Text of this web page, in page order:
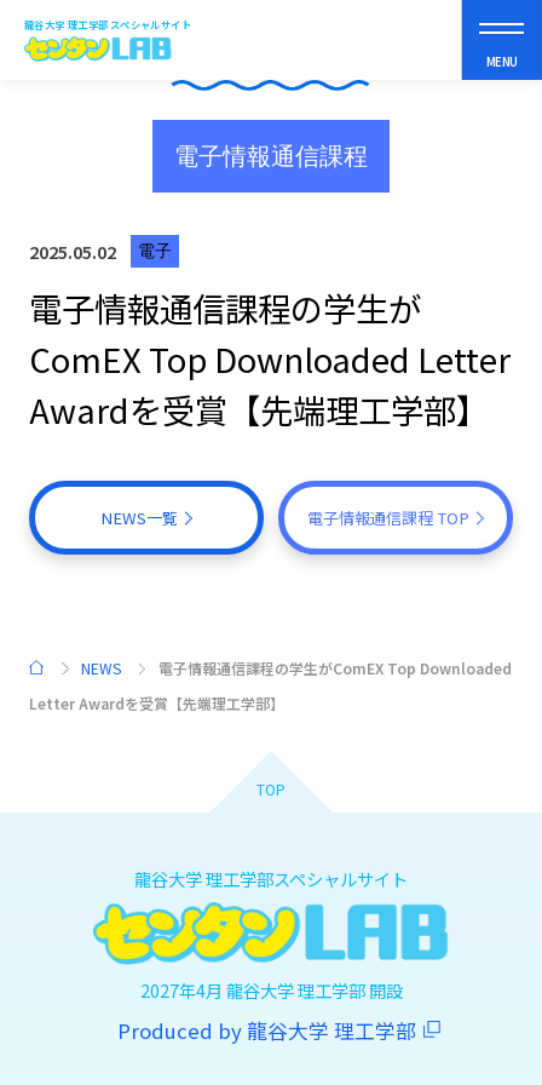
龍谷大学 理工学部 スペシャルサイト
MENU
理工学部って？
まなべるコト
スペシャルコンテンツ
オープンキャンパス
受験生の皆さんへ
電子情報通信課程
2025.05.02 電子
電子情報通信課程の学生が
ComEX Top Downloaded Letter
Awardを受賞【先端理工学部】
NEWS一覧 電子情報通信課程 TOP
HOMENEWS
電子情報通信課程の学生がComEX Top Downloaded
Letter Awardを受賞【先端理工学部】
龍谷大学 理工学部スペシャルサイト
2027年4月 龍谷大学 理工学部 開設
Produced by 龍谷大学 理工学部
TOP